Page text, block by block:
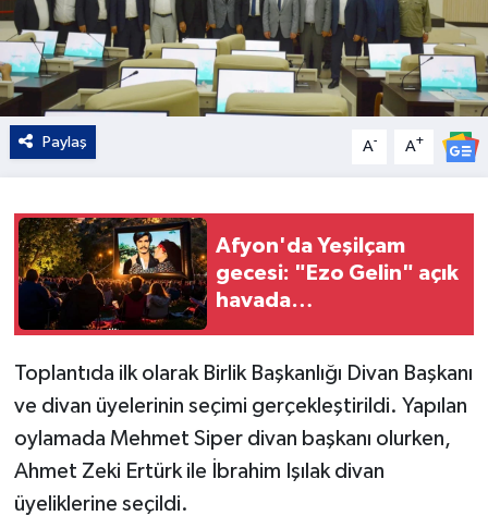
Paylaş A- A+
Afyon'da Yeşilçam
gecesi: "Ezo Gelin" açık
havada
Toplantıda ilk olarak Birlik Başkanlığı Divan Başkanı
ve divan üyelerinin seçimi gerçekleştirildi. Yapılan
oylamada Mehmet Siper divan başkanı olurken,
Ahmet Zeki Ertürk ile İbrahim Işılak divan
üyeliklerine seçildi.